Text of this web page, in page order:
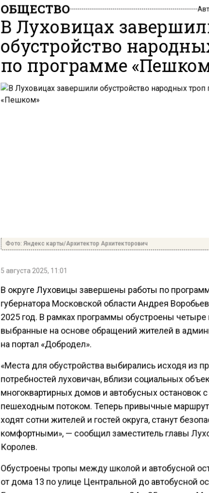
ОБЩЕСТВО
В Луховицах
обустройство
по программе
Фото: Яндекс карты/Архитектор Архитекторович
5 августа 2025, 11:01
В округе Луховицы завершены работы по
губернатора Московской области Андрея
2025 год. В рамках программы обустроены
выбранные на основе обращений жителей в
на портал «Добродел».
«Места для обустройства выбирались исходя из
потребностей луховичан, вблизи социальных
многоквартирных домов и автобусных остановок
пешеходным потоком. Теперь привычные
ходят сотни жителей и гостей округа, станут
комфортными», — сообщил заместитель главы
Королев.
Обустроены тропы между школой и автобусной
от дома 13 по улице Центральной до автобусной